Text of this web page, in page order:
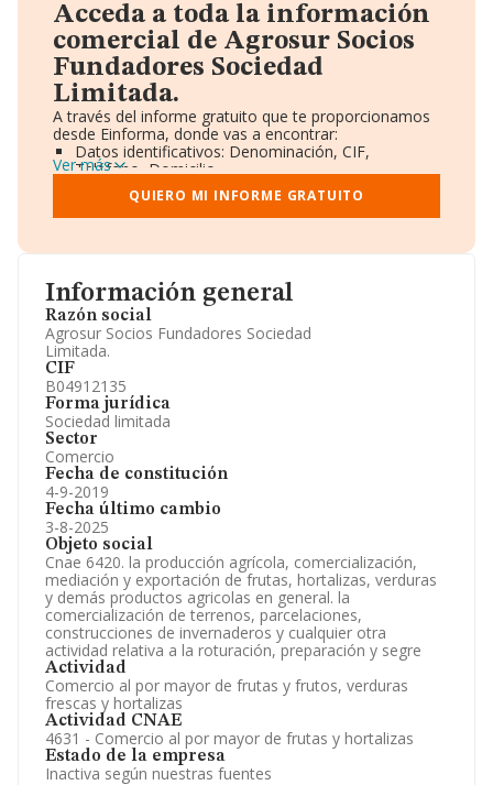
Información general
Razón social
Agrosur Socios Fundadores Sociedad
Limitada.
CIF
B04912135
Forma jurídica
Sociedad limitada
Sector
Comercio
Fecha de constitución
4-9-2019
Fecha último cambio
3-8-2025
Objeto social
Cnae 6420. la producción agrícola, comercialización,
mediación y exportación de frutas, hortalizas, verduras
y demás productos agricolas en general. la
comercialización de terrenos, parcelaciones,
construcciones de invernaderos y cualquier otra
actividad relativa a la roturación, preparación y segre
Actividad
Comercio al por mayor de frutas y frutos, verduras
frescas y hortalizas
Actividad CNAE
4631 - Comercio al por mayor de frutas y hortalizas
Estado de la empresa
Inactiva según nuestras fuentes
Acceda a toda la información
comercial de Agrosur Socios
Fundadores Sociedad
Limitada.
A través del informe gratuito que te proporcionamos
desde Einforma, donde vas a encontrar:
Datos identificativos: Denominación, CIF,
Teléfono, Domicilio.
Informe Mercantil Completo (BORME).
Gráficos de Evolución Ventas y Empleados.
Consejo de Administración y Administradores.
Accionistas.
Artículos de prensa publicados sobre la empresa.
Información oficial y registral complementaria.
Ver más
QUIERO MI INFORME GRATUITO